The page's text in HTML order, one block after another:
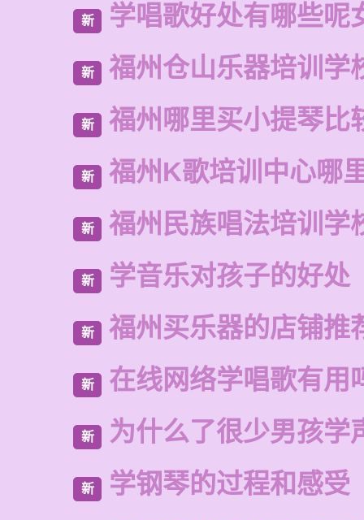
新 学唱歌好处有哪些呢
新 福州仓山乐器培训学
新 福州哪里买小提琴比
新 福州K歌培训中心哪
新 福州民族唱法培训学
新 学音乐对孩子的好处
新 福州买乐器的店铺推
新 在线网络学唱歌有用
新 为什么了很少男孩学
新 学钢琴的过程和感受